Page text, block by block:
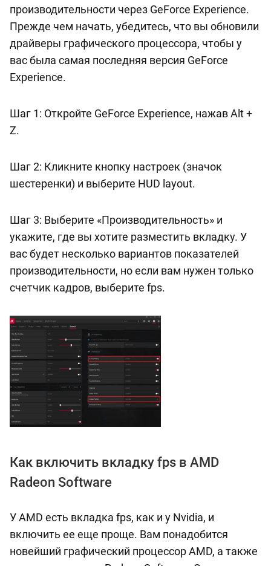
производительности через GeForce Experience.
Прежде чем начать, убедитесь, что вы обновили
драйверы графического процессора, чтобы у
вас была самая последняя версия GeForce
Experience.
Шаг 1: Откройте GeForce Experience, нажав Alt +
Z.
Шаг 2: Кликните кнопку настроек (значок
шестеренки) и выберите HUD layout.
Шаг 3: Выберите «Производительность» и
укажите, где вы хотите разместить вкладку. У
вас будет несколько вариантов показателей
производительности, но если вам нужен только
счетчик кадров, выберите fps.
Как включить вкладку fps в AMD
Radeon Software
У AMD есть вкладка fps, как и у Nvidia, и
включить ее еще проще. Вам понадобится
новейший графический процессор AMD, а также